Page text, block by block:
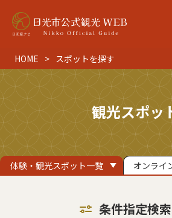
HOME スポットを探す
観光スポッ
体験・観光スポット一覧 オンライ
条件指定検索